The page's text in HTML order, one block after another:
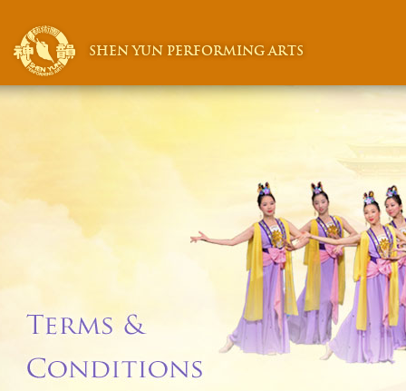
SHEN YUN PERFORMING ARTS